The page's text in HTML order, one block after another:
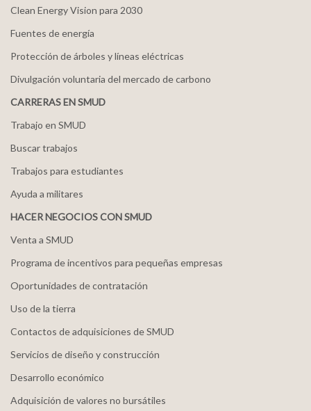
Clean Energy Vision para 2030
Fuentes de energía
Protección de árboles y líneas eléctricas
Divulgación voluntaria del mercado de carbono
CARRERAS EN SMUD
Trabajo en SMUD
Buscar trabajos
Trabajos para estudiantes
Ayuda a militares
HACER NEGOCIOS CON SMUD
Venta a SMUD
Programa de incentivos para pequeñas empresas
Oportunidades de contratación
Uso de la tierra
Contactos de adquisiciones de SMUD
Servicios de diseño y construcción
Desarrollo económico
Adquisición de valores no bursátiles